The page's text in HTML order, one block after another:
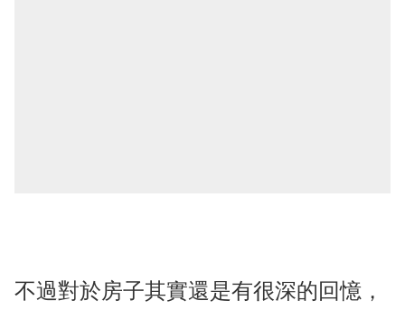
不過對於房子其實還是有很深的回憶，